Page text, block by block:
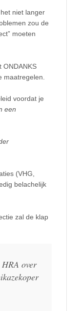
niet langer
zou de
moeten
ONDANKS
maatregelen.
voordat je
een
(VHG,
belachelijk
zal de klap
over